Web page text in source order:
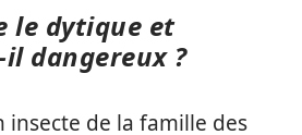
le dytique et
dangereux ?
insecte de la famille des